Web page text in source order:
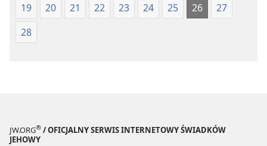
19
20 21 22 23 24 25 26
27
28
JW.ORG® / OFICJALNY SERWIS INTERNETOWY ŚWIADKÓW
JEHOWY